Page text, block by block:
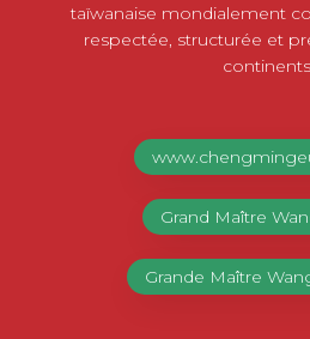
taïwanaise mondialement
respectée, structurée et
continents.
Grand Maître
Grande Maître